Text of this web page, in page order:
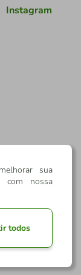
Instagram
sua
com nossa
todos